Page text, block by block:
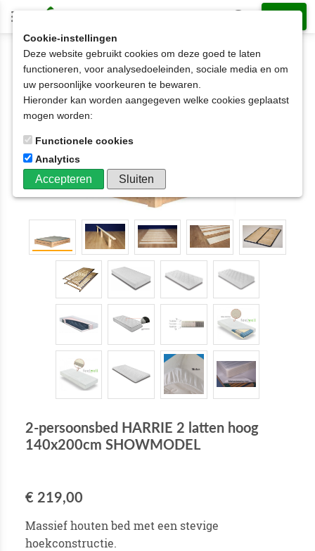
2-persoonsbed op matrasmaat
180x190cm
2-persoonsbed HARRIE 2 latten hoog 140x200cm
SHOWMODEL
2-persoonsbed HARRIE 2 latten hoog
140x200cm SHOWMODEL
€ 219,00
Massief houten bed met een stevige
hoekconstructie.
Cookie-instellingen
Deze website gebruikt cookies om deze goed te laten
functioneren, voor analysedoeleinden, sociale media en om
uw persoonlijke voorkeuren te bewaren.
Hieronder kan worden aangegeven welke cookies geplaatst
mogen worden:
Functionele cookies
Analytics
Accepteren Sluiten